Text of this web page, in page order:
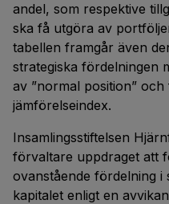
andel, som respektive
ska få utgöra av
tabellen framgår även
strategiska fördelningen
av ”normal position”
jämförelseindex.
Insamlingsstiftelsen
förvaltare uppdraget att
ovanstående fördelning
kapitalet enligt en